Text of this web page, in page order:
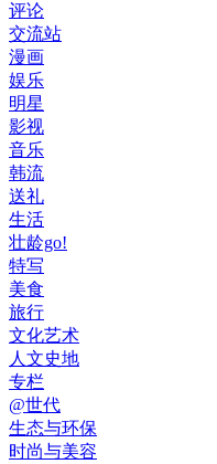
评论
交流站
漫画
娱乐
明星
影视
音乐
韩流
送礼
生活
壮龄go!
特写
美食
旅行
文化艺术
人文史地
专栏
@世代
生态与环保
时尚与美容